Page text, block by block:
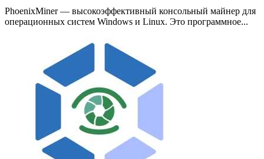
PhoenixMiner — высокоэффективный консольный майнер для
операционных систем Windows и Linux. Это программное...